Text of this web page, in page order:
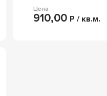
Цена
910,00 Р / кв.м.